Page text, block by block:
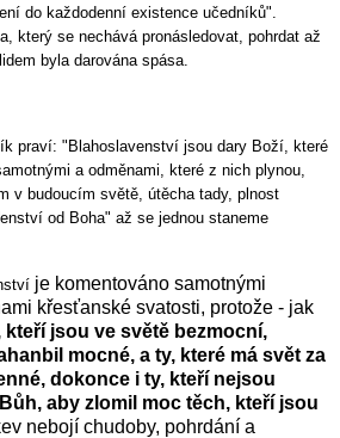
do každodenní existence učedníků".
který se nechává pronásledovat, pohrdat až
byla darována spása.
praví: "Blahoslavenství jsou dary Boží, které
a odměnami, které z nich plynou,
v budoucím světě, útěcha tady, plnost
od Boha" až se jednou staneme
je komentováno samotnými
křesťanské svatosti, protože - jak
kteří jsou ve světě bezmocní,
mocné, a ty, které má svět za
dokonce i ty, kteří nejsou
aby zlomil moc těch, kteří jsou
nebojí chudoby, pohrdání a